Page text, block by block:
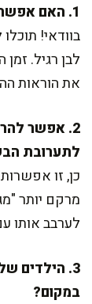
1. האם אפשר להשתמש באורז אחר במקום בסמטי?
בוודאי!
לבן רגיל.
את הוראות
2. אפשר
לתערובת
כן, זו
מרקם יותר
לערבב אותו
3. הילדים
במקום?